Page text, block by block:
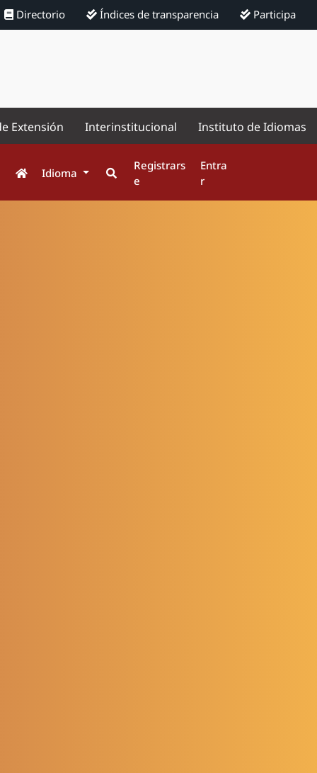
Directorio Índices de transparencia Participa
Extensión Interinstitucional Instituto de Idiomas
Idioma
Registrars
e
Entra
r